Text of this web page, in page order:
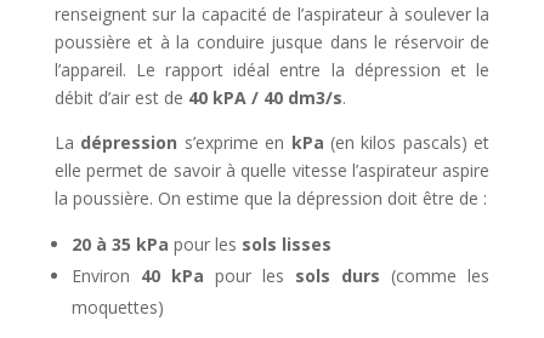
renseignent sur la capacité de l’aspirateur à soulever la
poussière et à la conduire jusque dans le réservoir de
l’appareil. Le rapport idéal entre la dépression et le
débit d’air est de 40 kPA / 40 dm3/s.
La dépression s’exprime en kPa (en kilos pascals) et
elle permet de savoir à quelle vitesse l’aspirateur aspire
la poussière. On estime que la dépression doit être de :
20 à 35 kPa pour les sols lisses
Environ 40 kPa pour les sols durs (comme les
moquettes)